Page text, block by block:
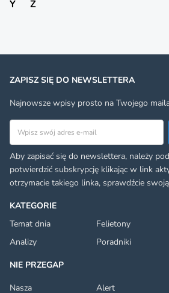
Y
Z
KATEGORIE
Temat dnia
Felietony
Analizy
Poradniki
NIE PRZEGAP
Nasza
Alert
ZAPISZ SIĘ DO NEWSLETTERA
Najnowsze wpisy prosto na Twojego
Adres email
Aby zapisać się do newslettera, należy
potwierdzić subskrypcję klikając w link
otrzymacie takiego linka, sprawdźcie